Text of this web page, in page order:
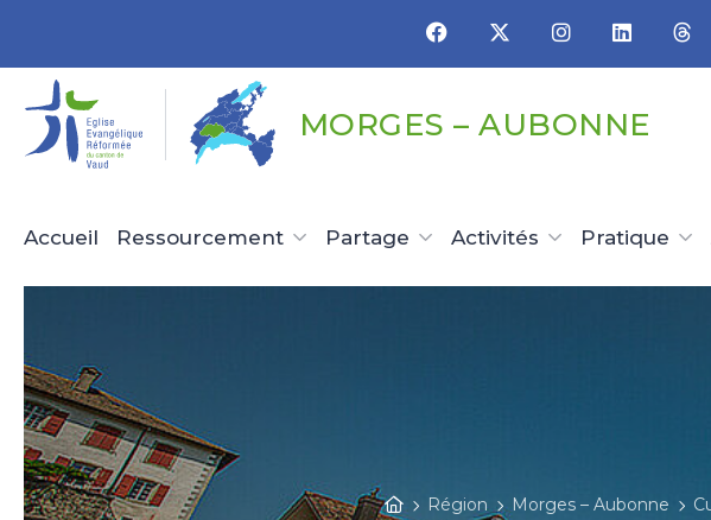
MORGES – AUBONNE
Accueil Ressourcement Partage Activités Pratique
Région Morges – Aubonne